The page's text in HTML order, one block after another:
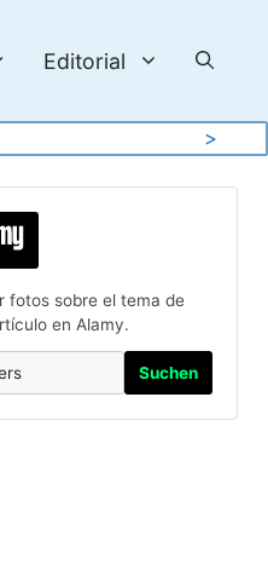
Editorial
>
fotos sobre el tema de
en Alamy.
Suchen